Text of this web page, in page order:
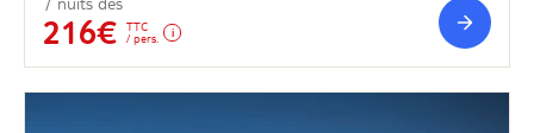
216€
TTC
/ pers.